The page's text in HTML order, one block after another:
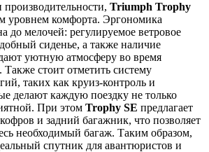
Triumph Trophy
уровнем комфорта. Эргономика
до мелочей: регулируемое ветровое
сиденье, а также наличие
уютную атмосферу во время
Также стоит отметить систему
таких как круиз-контроль и
делают каждую поездку не только
При этом Trophy SE предлагает
и задний багажник, что позволяет
необходимый багаж. Таким образом,
спутник для авантюристов и